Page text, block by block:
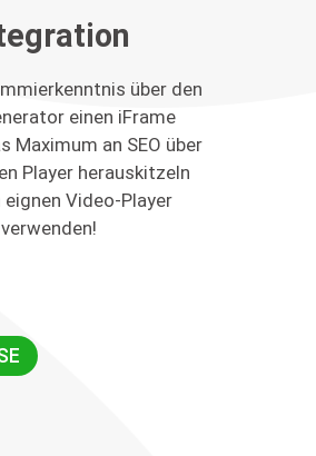
über den
einen iFrame
Maximum an SEO über
Player herauskitzeln
eignen Video-Player
verwenden!